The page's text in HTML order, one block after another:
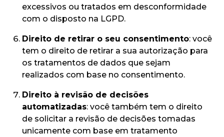
excessivos ou tratados em desconformidade
com o disposto na LGPD.
Direito de retirar o seu consentimento: você
tem o direito de retirar a sua autorização para
os tratamentos de dados que sejam
realizados com base no consentimento.
Direito à revisão de decisões
automatizadas: você também tem o direito
de solicitar a revisão de decisões tomadas
unicamente com base em tratamento